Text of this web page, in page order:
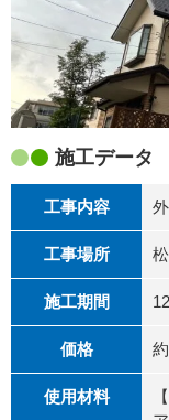
施工データ
工事内容
工事場所
施工期間
価格
使用材料